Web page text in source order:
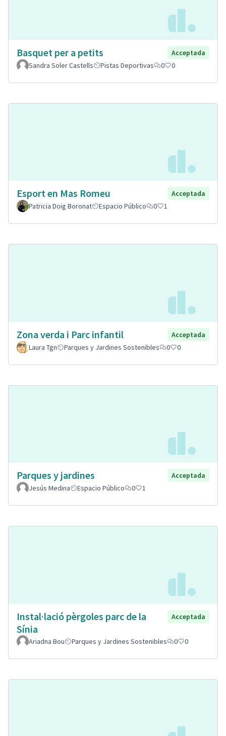
Basquet per a petits
Acceptada
Sandra Soler Castells
Pistas Deportivas 0 0
Esport en Mas Romeu
Acceptada
Patricia Doig Boronat
Espacio Público 0 1
Zona verda i Parc infantil
Acceptada
Laura Tgn
Parques y Jardines Sostenibles 0 0
Parques y jardines
Acceptada
Jesús Medina
Espacio Público 0 1
Instal·lació pèrgoles parc de la
Sínia
Acceptada
Ariadna Bou Parques y Jardines Sostenibles 0 0